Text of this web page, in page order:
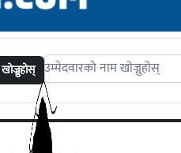
खोज्नुहोस् Search candidates